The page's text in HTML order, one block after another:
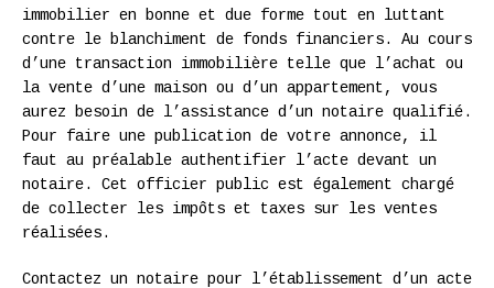
immobilier en bonne et due forme tout en luttant
contre le blanchiment de fonds financiers. Au cours
d’une transaction immobilière telle que l’achat ou
la vente d’une maison ou d’un appartement, vous
aurez besoin de l’assistance d’un notaire qualifié.
Pour faire une publication de votre annonce, il
faut au préalable authentifier l’acte devant un
notaire. Cet officier public est également chargé
de collecter les impôts et taxes sur les ventes
réalisées.
Contactez un notaire pour l’établissement d’un acte